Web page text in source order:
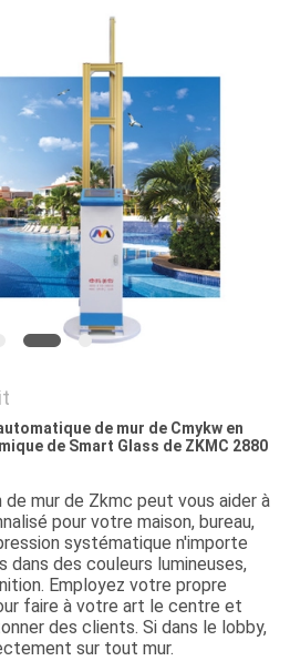
de mur de Cmykw en
de Smart Glass de ZKMC 2880
de mur de Zkmc peut vous aider à
pour votre maison, bureau,
systématique n'importe
dans des couleurs lumineuses,
Employez votre propre
faire à votre art le centre et
des clients. Si dans le lobby,
sur tout mur.